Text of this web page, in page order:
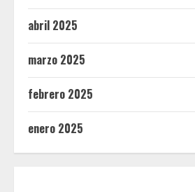
abril 2025
marzo 2025
febrero 2025
enero 2025